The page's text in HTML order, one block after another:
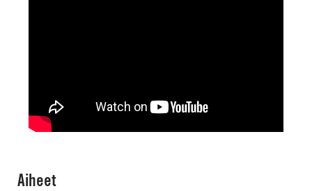
Aiheet